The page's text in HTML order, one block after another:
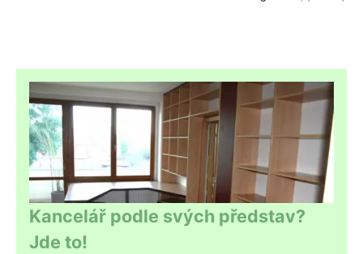
Kancelář podle svých představ?
Jde to!